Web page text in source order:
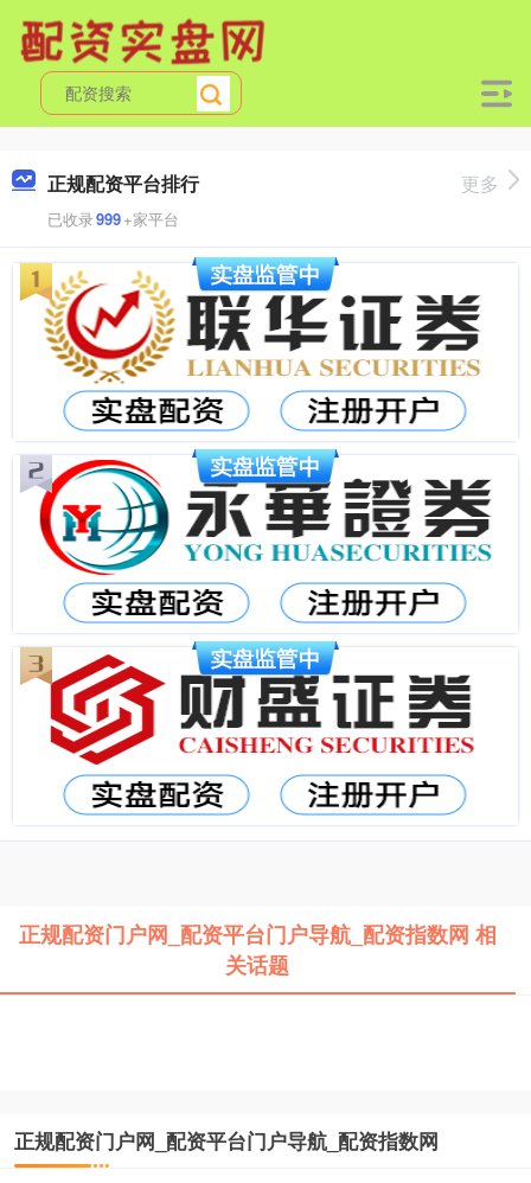
正规配资平台排行
已收录999+家平台
更多
正规配资门户网_配资平台门户导航_配资指数网 相
关话题
正规配资门户网_配资平台门户导航_配资指数网